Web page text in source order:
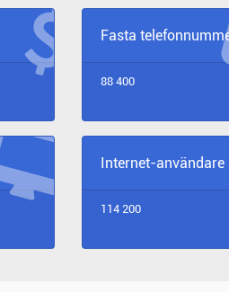
Fasta
88 400
Internet-användare
114 200